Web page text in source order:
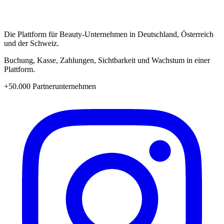
Die Plattform für Beauty-Unternehmen in Deutschland, Österreich
und der Schweiz.
Buchung, Kasse, Zahlungen, Sichtbarkeit und Wachstum in einer
Plattform.
+50.000 Partnerunternehmen